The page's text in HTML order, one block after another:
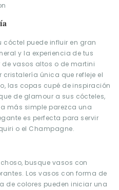
puede influir en gran
y la experiencia de tus
de vasos altos o de martini
única que refleje el
las copas cupé de inspiración
de glamour a sus cócteles,
más simple parezca una
es perfecta para servir
o el Champagne.
busque vasos con
Los vasos con forma de
de colores pueden iniciar una